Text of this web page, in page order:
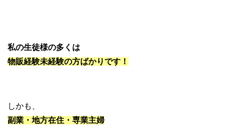
私の生徒様の多くは
物販経験未経験の方ばかりです！
しかも、
副業・地方在住・専業主婦